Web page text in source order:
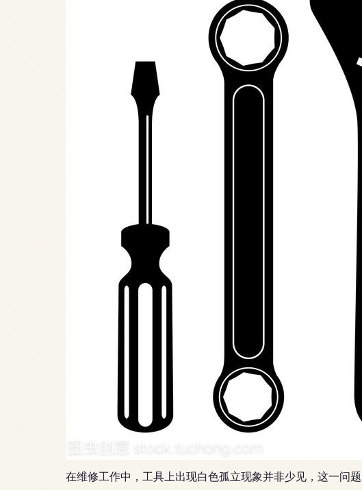
在维修工作中，工具上出现白色孤立现象并非少见，这一问